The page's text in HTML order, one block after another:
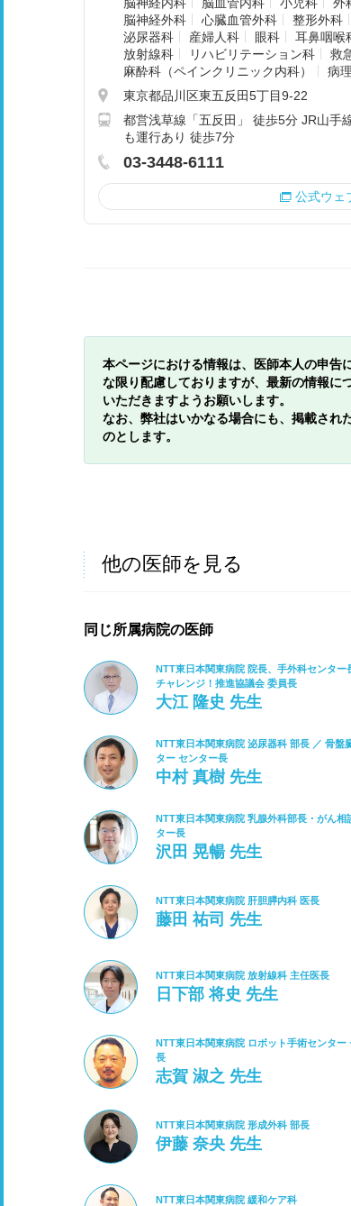
脳神経外科
心臓血管外科 整形外科
泌尿器科
産婦人科 眼科 耳鼻咽喉
放射線科
リハビリテーション科
救
麻酔科（ペインクリニック内科）
病
東京都品川区東五反田5丁目9-22
都営浅草線「五反田」 徒歩5分 JR山手
も運行あり 徒歩7分
03-3448-6111
公式ウェ
本ページにおける情報は、医師本人の申告
な限り配慮しておりますが、最新の情報に
いただきますようお願いします。
なお、弊社はいかなる場合にも、掲載され
のとします。
他の医師を見る
同じ所属病院の医師
NTT東日本関東病院 院長、手外科センター
チャレンジ！推進協議会 委員長
大江 隆史 先生
NTT東日本関東病院 泌尿器科 部長 ／ 骨盤
ター センター長
中村 真樹 先生
NTT東日本関東病院 乳腺外科部長・がん相
ター長
沢田 晃暢 先生
NTT東日本関東病院 肝胆膵内科 医長
藤田 祐司 先生
NTT東日本関東病院 放射線科 主任医長
日下部 将史 先生
NTT東日本関東病院 ロボット手術センター
長
志賀 淑之 先生
NTT東日本関東病院 形成外科 部長
伊藤 奈央 先生
NTT東日本関東病院 緩和ケア科